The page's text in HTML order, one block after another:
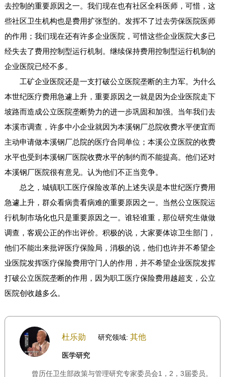
去控制的重要原因之一。我们现在也有社区全科医师，可惜，这
些社区卫生机构也是费用扩张型的。发挥不了过去劳保医院医师
的作用；我们现在还有许多企业医院，可惜这些企业医院大多已
经失去了费用控制型运行机制。继续保持费用控制型运行机制的
企业医院已经不多。
工矿企业医院还是一支打破公立医院垄断的主力军。为什么
本世纪医疗费用急遽上升，重要原因之一就是因为企业医院走下
坡路而造成公立医院垄断势力的进一步巩固和加强。当年我们去
本溪市调查，许多中小企业就因为本溪钢厂总院收费水平便宜而
主动申请做本溪钢厂总院的医疗合同单位；本溪公立医院的收费
水平也受到本溪钢厂医院收费水平的制约而不能提高。他们还对
本溪钢厂医院很有意见。认为他们不正当竞争。
总之，城镇职工医疗保险改革的上述失误是本世纪医疗费用
急遽上升，群众看病贵看病难的重要原因之一。当然公立医院运
行机制市场化也只是重要原因之一。谁轻谁重，那位研究生做做
调查，客观公正的作出评价。积极的说，大家要体谅卫生部门，
他们不能出来批评医疗保险局，消极的说，他们也许并不希望企
业医院发挥医疗保险费用守门人的作用，并不希望企业医院发挥
打破公立医院垄断的作用，因为职工医疗保险费用越超支，公立
医院创收越多么。
杜乐勋 研究领域: 其他
医学研究
曾历任卫生部政策与管理研究专家委员会1，2，3届委员。